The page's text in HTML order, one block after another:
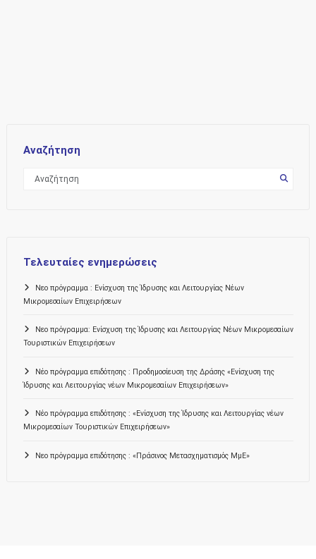
Αναζήτηση
Τελευταίες ενημερώσεις
Νεο πρόγραμμα : Ενίσχυση της Ίδρυσης και Λειτουργίας Νέων
Μικρομεσαίων Επιχειρήσεων
Νεο πρόγραμμα: Ενίσχυση της Ίδρυσης και Λειτουργίας Νέων Μικρομεσαίων
Τουριστικών Επιχειρήσεων
Νέο πρόγραμμα επιδότησης : Προδημοσίευση της Δράσης «Ενίσχυση της
Ίδρυσης και Λειτουργίας νέων Μικρομεσαίων Επιχειρήσεων»
Νέο πρόγραμμα επιδότησης : «Ενίσχυση της Ίδρυσης και Λειτουργίας νέων
Μικρομεσαίων Τουριστικών Επιχειρήσεων»
Νεο πρόγραμμα επιδότησης : «Πράσινος Μετασχηματισμός ΜμΕ»